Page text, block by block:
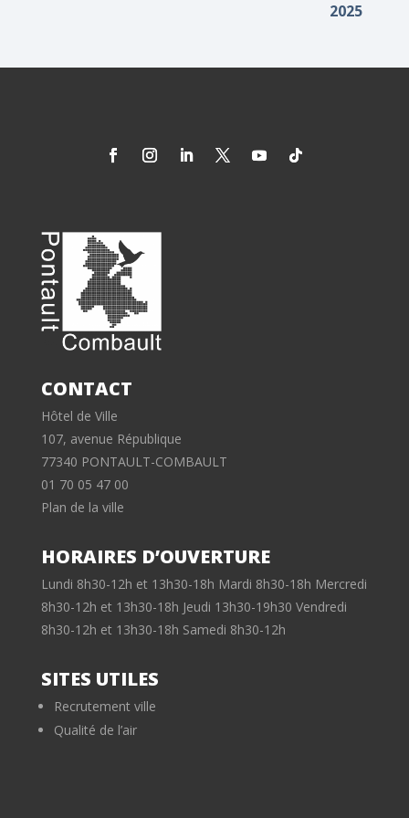
2025
CONTACT
Hôtel de Ville
107, avenue République
77340 PONTAULT-COMBAULT
01 70 05 47 00
Plan de la ville
HORAIRES D’OUVERTURE
Lundi 8h30-12h et 13h30-18h Mardi 8h30-18h Mercredi
8h30-12h et 13h30-18h Jeudi 13h30-19h30 Vendredi
8h30-12h et 13h30-18h Samedi 8h30-12h
SITES UTILES
Recrutement ville
Qualité de l’air